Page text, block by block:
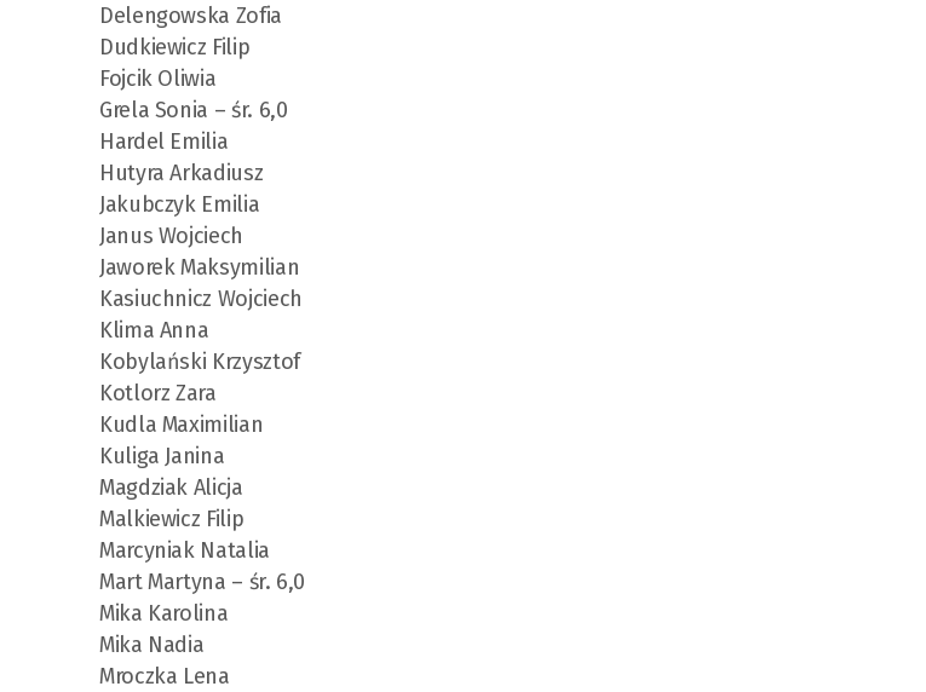
Delengowska Zofia
Dudkiewicz Filip
Fojcik Oliwia
Grela Sonia – śr. 6,0
Hardel Emilia
Hutyra Arkadiusz
Jakubczyk Emilia
Janus Wojciech
Jaworek Maksymilian
Kasiuchnicz Wojciech
Klima Anna
Kobylański Krzysztof
Kotlorz Zara
Kudla Maximilian
Kuliga Janina
Magdziak Alicja
Malkiewicz Filip
Marcyniak Natalia
Mart Martyna – śr. 6,0
Mika Karolina
Mika Nadia
Mroczka Lena